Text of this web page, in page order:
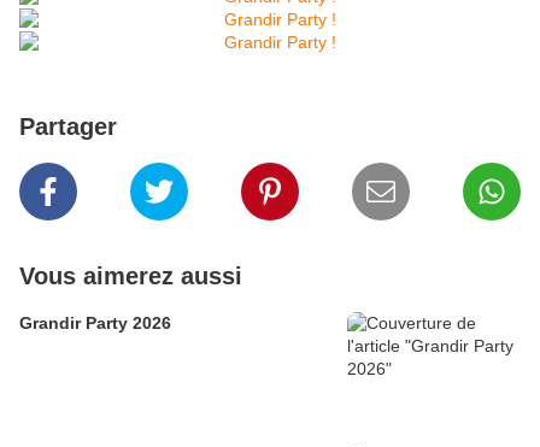
Partager
Vous aimerez aussi
Grandir Party 2026